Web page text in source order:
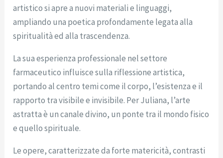
artistico si apre a nuovi materiali e linguaggi,
ampliando una poetica profondamente legata alla
spiritualità ed alla trascendenza.
La sua esperienza professionale nel settore
farmaceutico influisce sulla riflessione artistica,
portando al centro temi come il corpo, l’esistenza e il
rapporto tra visibile e invisibile. Per Juliana, l’arte
astratta è un canale divino, un ponte tra il mondo fisico
e quello spirituale.
Le opere, caratterizzate da forte matericità, contrasti